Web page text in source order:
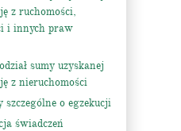
z ruchomości,
i innych praw
sumy uzyskanej
z nieruchomości
o egzekucji
świadczeń